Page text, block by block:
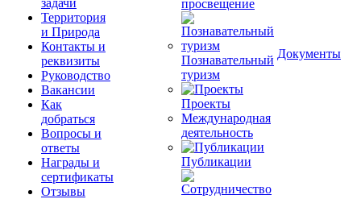
задачи
Территория
и Природа
Контакты и
реквизиты
Руководство
Вакансии
Как
добраться
Вопросы и
ответы
Награды и
сертификаты
Отзывы
просвещение
Познавательный
туризм
Проекты
Международная
деятельность
Публикации
Документы